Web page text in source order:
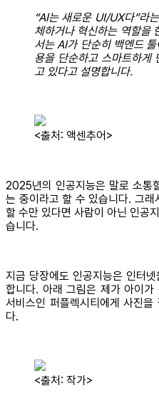
“AI는 새로운 UI/UX다”라
체하거나 혁신하는 역할을
서는 AI가 단순히 백엔드
용을 단순하고 스마트하게
고 있다고 설명합니다.
<출처: 액센추어>
2025년의 인공지능은 말로 소통
는 중이라고 할 수 있습니다. 그래
할 수만 있다면 사람이 아닌 인공
습니다.
지금 당장에도 인공지능은 인터
합니다. 아래 그림은 제가 아이
서비스인 퍼플렉시티에게 사진
다.
<출처: 작가>